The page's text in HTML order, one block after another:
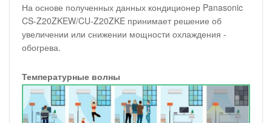
На основе полученных данных кондиционер Panasonic
CS-Z20ZKEW/CU-Z20ZKE принимает решение об
увеличении или снижении мощности охлаждения -
обогрева.
Температурные волны